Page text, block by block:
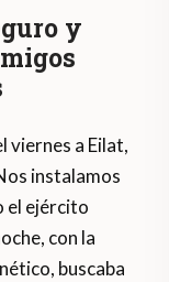
y
viernes a Eilat,
instalamos
el ejército
con la
buscaba